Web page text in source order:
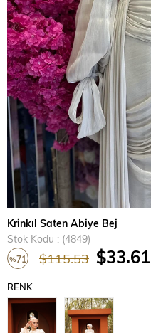
Krinkıl Saten Abiye Bej
Stok Kodu
(4849)
%71 $115.53 $33.61
RENK